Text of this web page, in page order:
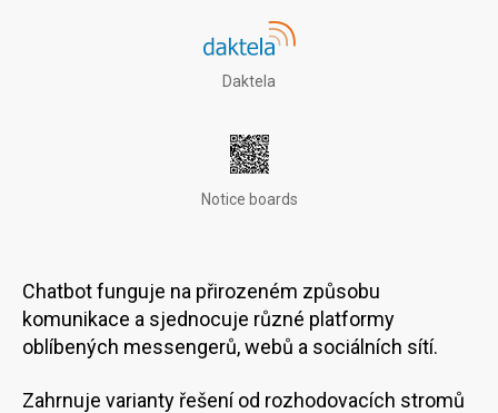
Daktela
Notice boards
Chatbot funguje na přirozeném způsobu
komunikace a sjednocuje různé platformy
oblíbených messengerů, webů a sociálních sítí.
Zahrnuje varianty řešení od rozhodovacích stromů